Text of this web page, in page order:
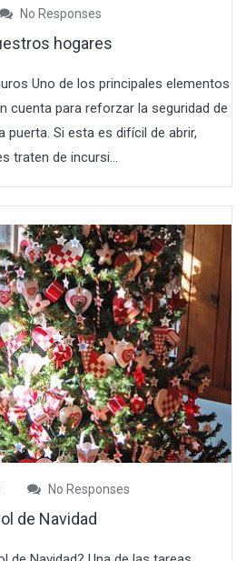
No Responses
hogares
Uno de los principales elementos
cuenta para reforzar la seguridad de
puerta. Si esta es difícil de abrir,
traten de incursi...
No Responses
de Navidad